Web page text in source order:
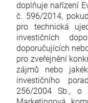
doplňuje nařízení
č. 596/2014,
pro technická
investičních
doporučujících
pro zveřejnění
zájmů nebo
investičního
256/2004 Sb., o